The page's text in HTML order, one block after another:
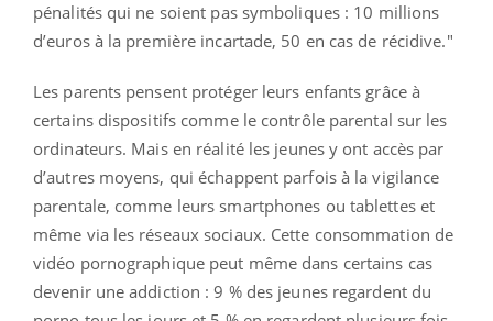
pénalités qui ne soient pas symboliques : 10 millions
d’euros à la première incartade, 50 en cas de récidive."
Les parents pensent protéger leurs enfants grâce à
certains dispositifs comme le contrôle parental sur les
ordinateurs. Mais en réalité les jeunes y ont accès par
d’autres moyens, qui échappent parfois à la vigilance
parentale, comme leurs smartphones ou tablettes et
même via les réseaux sociaux. Cette consommation de
vidéo pornographique peut même dans certains cas
devenir une addiction : 9 % des jeunes regardent du